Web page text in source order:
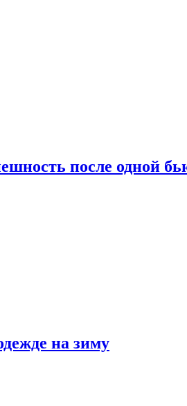
после одной
на зиму